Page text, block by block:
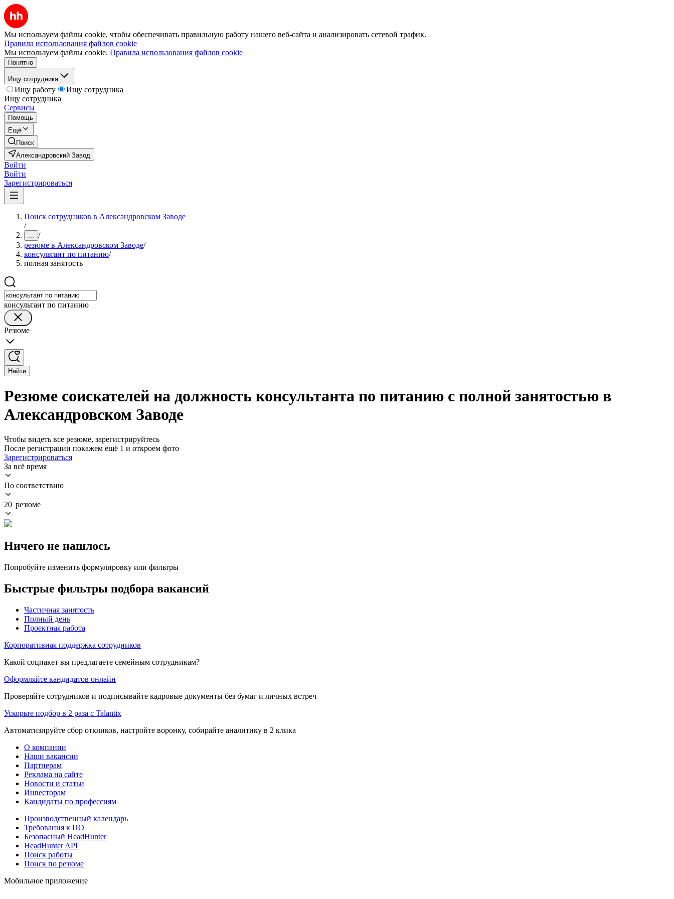
Мы используем файлы cookie, чтобы обеспечивать правильную работу нашего веб-сайта и анализировать сетевой трафик.
Правила использования файлов cookie
Мы используем файлы cookie. Правила использования файлов cookie
Понятно
Ищу сотрудника
Ищу работу
Ищу сотрудника
Ищу сотрудника
Сервисы
Помощь
Ещё
Поиск
Александровский Завод
Войти
Войти
Зарегистрироваться
Поиск сотрудников в Александровском Заводе
/
... /
резюме в Александровском Заводе/
консультант по питанию/
полная занятость
консультант по питанию
Резюме
Найти
Резюме соискателей на должность консультанта по питанию с полной занятостью в
Александровском Заводе
Чтобы видеть все резюме, зарегистрируйтесь
После регистрации покажем ещё 1 и откроем фото
Зарегистрироваться
За всё время
По соответствию
20 резюме
Ничего не нашлось
Попробуйте изменить формулировку или фильтры
Быстрые фильтры подбора вакансий
Частичная занятость
Полный день
Проектная работа
Корпоративная поддержка сотрудников
Какой соцпакет вы предлагаете семейным сотрудникам?
Оформляйте кандидатов онлайн
Проверяйте сотрудников и подписывайте кадровые документы без бумаг и личных встреч
Ускорьте подбор в 2 раза с Talantix
Автоматизируйте сбор откликов, настройте воронку, собирайте аналитику в 2 клика
О компании
Наши вакансии
Партнерам
Реклама на сайте
Новости и статьи
Инвесторам
Кандидаты по профессиям
Производственный календарь
Требования к ПО
Безопасный HeadHunter
HeadHunter API
Поиск работы
Поиск по резюме
Мобильное приложение